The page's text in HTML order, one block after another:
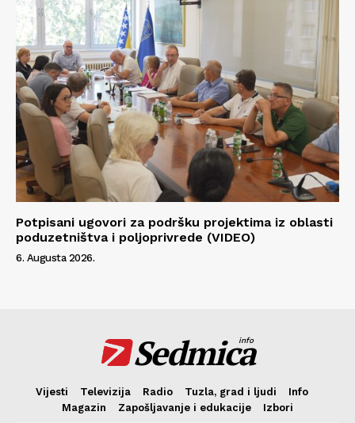
Potpisani ugovori za podršku projektima iz oblasti
poduzetništva i poljoprivrede (VIDEO)
6. Augusta 2026.
Sedmica
info
Vijesti Televizija Radio Tuzla, grad i ljudi
Info
Magazin
Zapošljavanje i edukacije Izbori